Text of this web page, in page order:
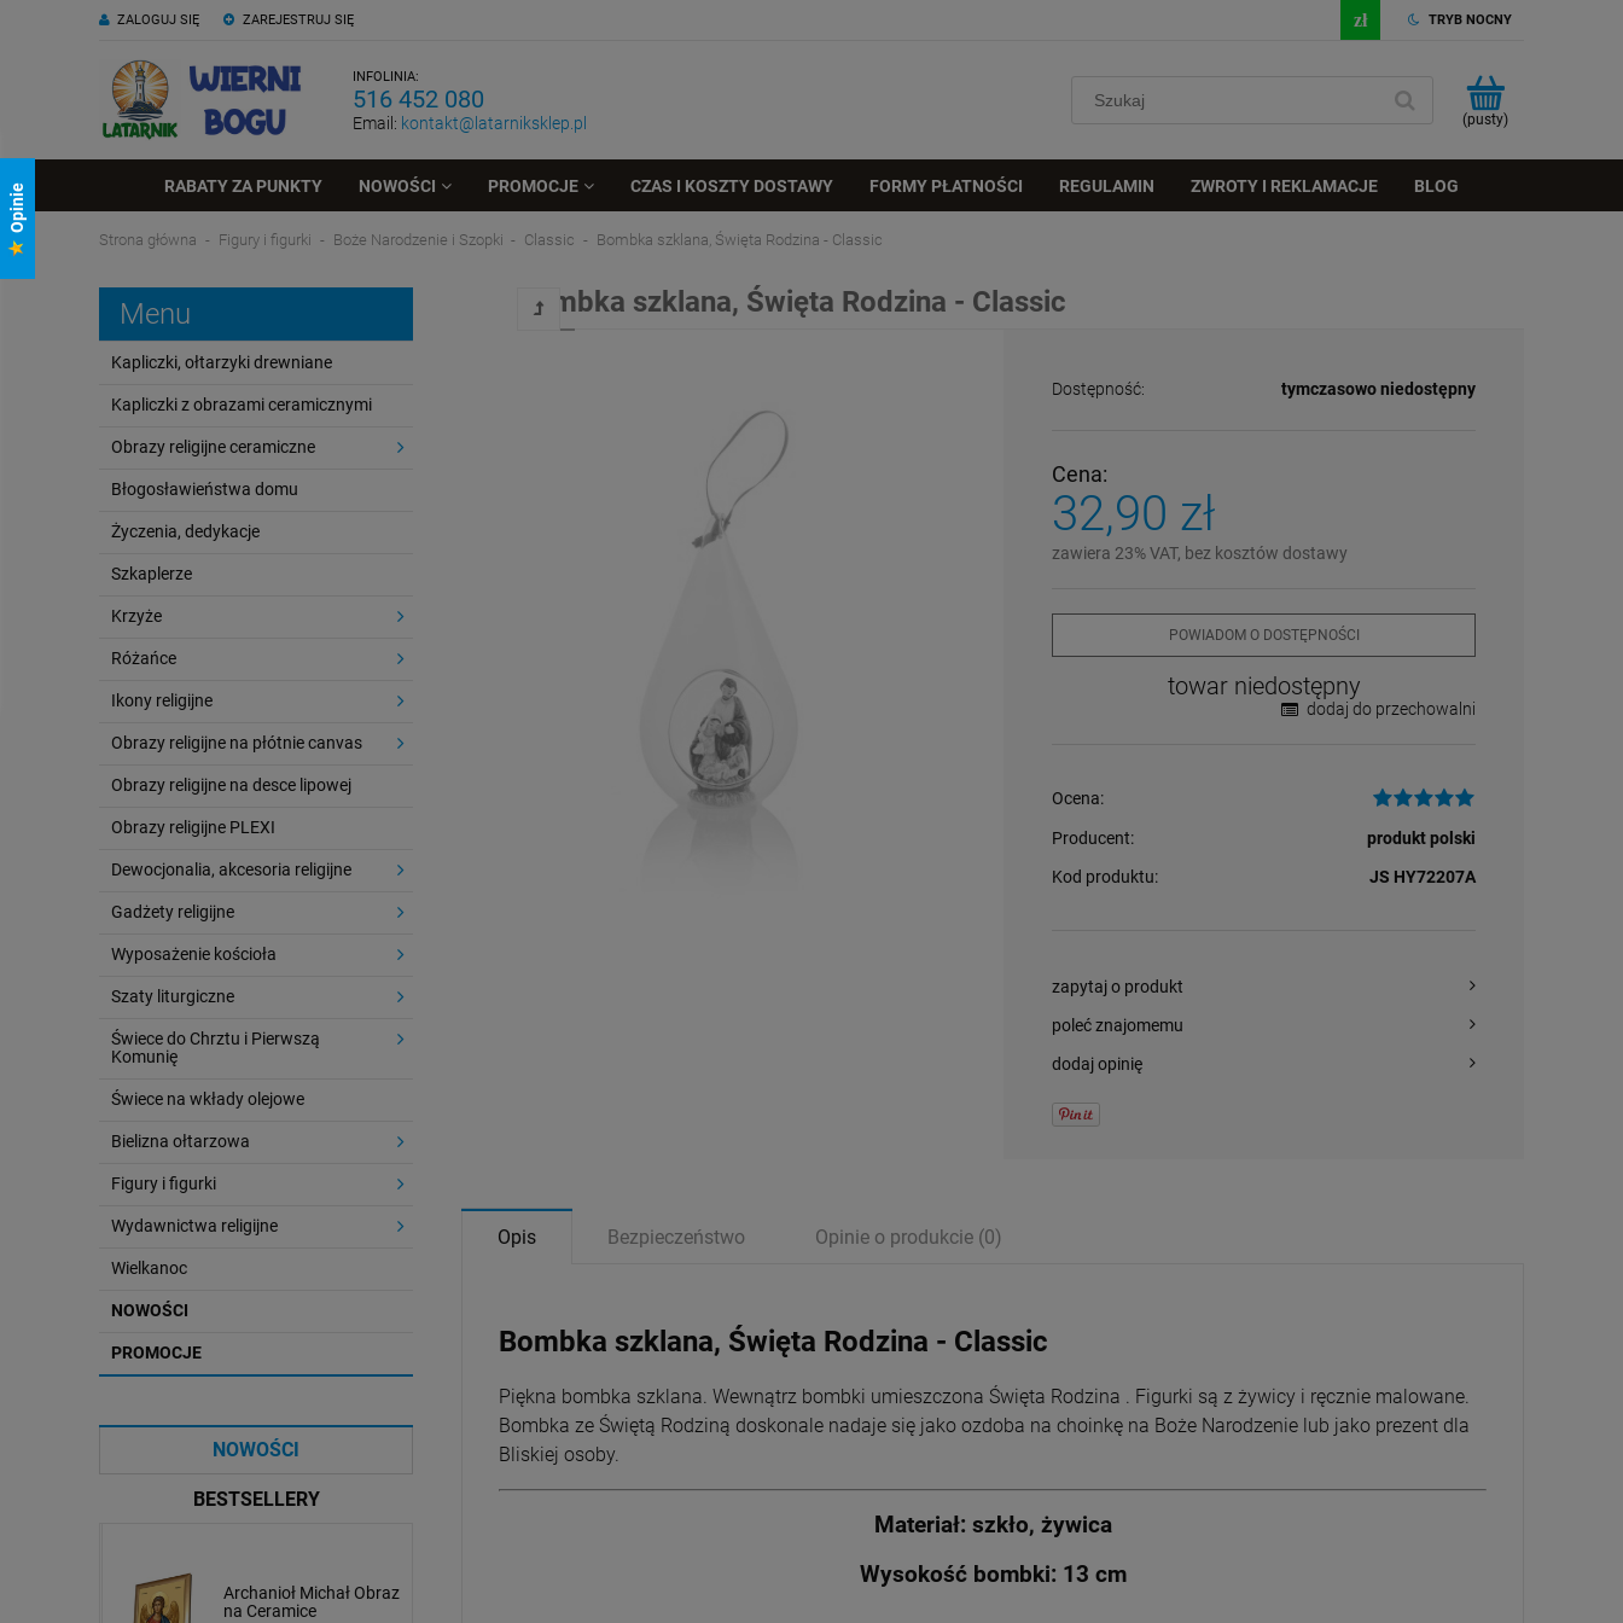
ZAREJESTRUJ SIĘ
ZALOGUJ SIĘ TRYB NOCNY
INFOLINIA:
516 452 080
Email: kontakt@latarniksklep.pl (pusty)
RABATY ZA PUNKTY NOWOŚCI PROMOCJE CZAS I KOSZTY DOSTAWY FORMY PŁATNOŚCI REGULAMIN ZWROTY I REKLAMACJE BLOG
Strona główna Figury i figurki Boże Narodzenie i Szopki Classic Bombka szklana, Święta Rodzina - Classic
Menu
Kapliczki, ołtarzyki drewniane
Kapliczki z obrazami ceramicznymi
Obrazy religijne ceramiczne
Błogosławieństwa domu
Życzenia, dedykacje
Szkaplerze
Krzyże
Różańce
Ikony religijne
Obrazy religijne na płótnie canvas
Obrazy religijne na desce lipowej
Obrazy religijne PLEXI
Dewocjonalia, akcesoria religijne
Gadżety religijne
Wyposażenie kościoła
Szaty liturgiczne
Świece do Chrztu i Pierwszą
Komunię
Świece na wkłady olejowe
Bielizna ołtarzowa
Figury i figurki
Wydawnictwa religijne
Wielkanoc
NOWOŚCI
PROMOCJE
NOWOŚCI
BESTSELLERY
Archanioł Michał Obraz
na Ceramice
Różaniec Komunijny,
Ikona Świętej Rodziny
Ikona Najświętszego
Bombka szklana, Święta Rodzina - Classic
Dostępność: tymczasowo niedostępny
Cena:
32,90 zł
zawiera 23% VAT, bez kosztów dostawy
POWIADOM O DOSTĘPNOŚCI
towar niedostępny
dodaj do przechowalni
Ocena:
Producent:
produkt polski
Kod produktu:
JS HY72207A
zapytaj o produkt
poleć znajomemu
dodaj opinię
Opis Bezpieczeństwo Opinie o produkcie (0)
Bombka szklana, Święta Rodzina - Classic
Piękna bombka szklana. Wewnątrz bombki umieszczona Święta Rodzina . Figurki są z żywicy i ręcznie malowane.
Bombka ze Świętą Rodziną doskonale nadaje się jako ozdoba na choinkę na Boże Narodzenie lub jako prezent dla
Bliskiej osoby.
Materiał: szkło, żywica
Wysokość bombki: 13 cm
Opinie